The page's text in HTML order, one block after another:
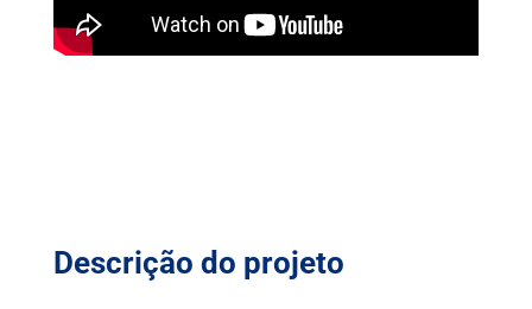
Descrição do projeto